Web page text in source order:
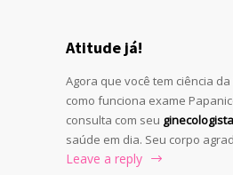
Atitude já!
Agora que você tem ciência
como funciona exame
consulta com seu ginecologista
saúde em dia. Seu corpo
Leave a reply